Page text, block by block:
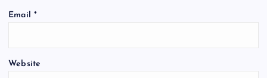
Email *
Website